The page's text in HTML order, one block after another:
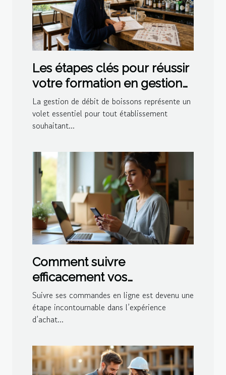
Les étapes clés pour réussir
votre formation en gestion
de débit de boissons
La gestion de débit de boissons représente un
volet essentiel pour tout établissement
souhaitant...
Comment suivre
efficacement vos
commandes en ligne ?
Suivre ses commandes en ligne est devenu une
étape incontournable dans l’expérience
d’achat...